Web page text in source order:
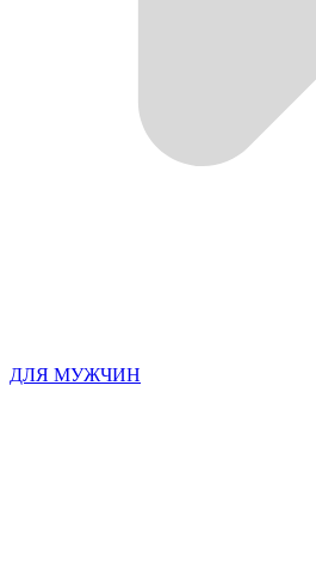
ДЛЯ МУЖЧИН